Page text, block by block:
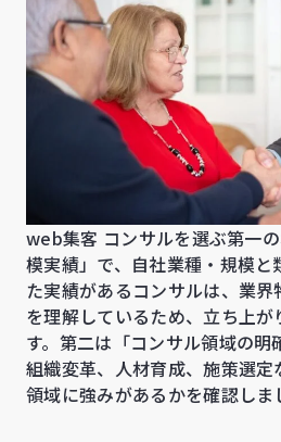
web集客 コンサルを選ぶ第一
模実績」で、自社業種・規模と
た実績があるコンサルは、業
を理解しているため、立ち上
す。第二は「コンサル領域の明
組織変革、人材育成、施策選定
領域に強みがあるかを確認しま